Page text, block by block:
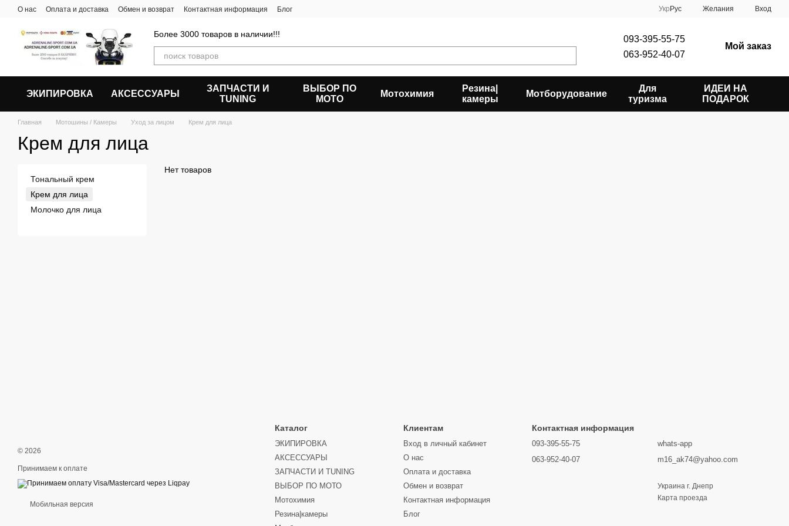
Перейти к основному контенту
О нас Оплата и доставка Обмен и возврат Контактная информация Блог Укр Рус Желания Вход
Более 3000 товаров в наличии!!!
093-395-55-75
063-952-40-07
Мой заказ
ЭКИПИРОВКА АКСЕССУАРЫ
ЗАПЧАСТИ И
ТUNING
ВЫБОР ПО
МОТО
Мотохимия
Резина|
камеры
Мотборудование
Для
туризма
ИДЕИ НА
ПОДАРОК
Главная Мотошины / Камеры Уход за лицом Крем для лица
Крем для лица
Нет товаров
Тональный крем
Крем для лица
Молочко для лица
© 2026
Принимаем к оплате
Мобильная версия
Каталог
ЭКИПИРОВКА
АКСЕССУАРЫ
ЗАПЧАСТИ И ТUNING
ВЫБОР ПО МОТО
Мотохимия
Резина|камеры
Клиентам
Вход в личный кабинет
О нас
Оплата и доставка
Обмен и возврат
Контактная информация
Блог
Контактная информация
093-395-55-75
063-952-40-07
whats-app
m16_ak74@yahoo.com
Украина г. Днепр
Карта проезда